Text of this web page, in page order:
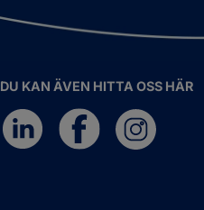
DU KAN ÄVEN HITTA OSS HÄR